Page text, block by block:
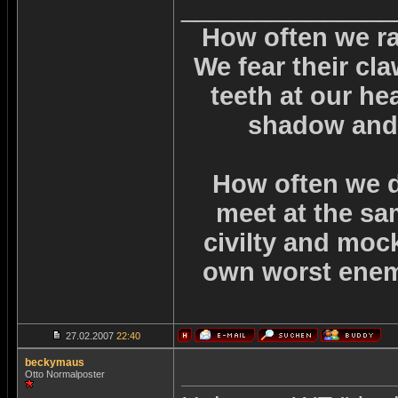
How often we
We fear their
teeth at our
shadow
How often we
meet at the
civilty and
own worst
27.02.2007 22:40
beckymaus
Otto Normalposter